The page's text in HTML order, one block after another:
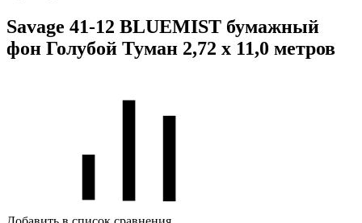
Savage 41-12 BLUEMIST бумажный
фон Голубой Туман 2,72 х 11,0 метров